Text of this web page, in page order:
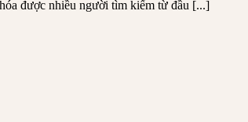
được nhiều người tìm kiếm từ đầu [...]